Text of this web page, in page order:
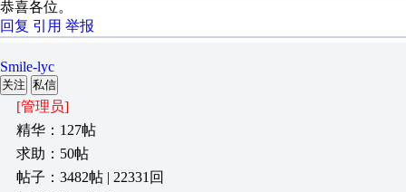
恭喜各位。
回复 引用 举报
Smile-lyc
关注 私信
[管理员]
精华：127帖
求助：50帖
帖子：3482帖 | 22331回